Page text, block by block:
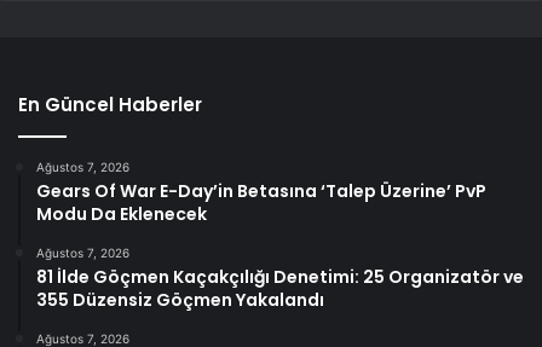
En Güncel Haberler
Ağustos 7, 2026
Gears Of War E-Day’in Betasına ‘Talep Üzerine’ PvP
Modu Da Eklenecek
Ağustos 7, 2026
81 İlde Göçmen Kaçakçılığı Denetimi: 25 Organizatör ve
355 Düzensiz Göçmen Yakalandı
Ağustos 7, 2026